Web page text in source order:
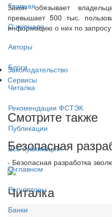
Главная
О журнале
Авторы
Блоги
Читалка
Рекомендации ФСТЭК
Публикации
Все публикации
О главном
Регуляторы
Банки
Закон обязывает
превышает 500 тыс.
информацию о них по
Законодательство
Сервисы
Смотрите также
Безопасная
- Безопасная разработка
Читалка